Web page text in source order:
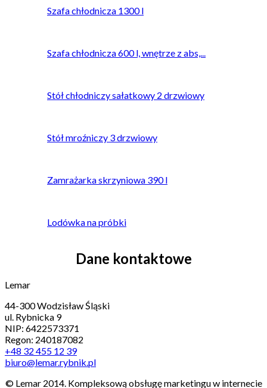
Szafa chłodnicza 1300 l
Szafa chłodnicza 600 l, wnętrze z abs,...
Stół chłodniczy sałatkowy 2 drzwiowy
Stół mroźniczy 3 drzwiowy
Zamrażarka skrzyniowa 390 l
Lodówka na próbki
Dane kontaktowe
Lemar
44-300 Wodzisław Śląski
ul. Rybnicka 9
NIP: 6422573371
Regon: 240187082
+48 32 455 12 39
biuro@lemar.rybnik.pl
© Lemar 2014. Kompleksową obsługę marketingu w internecie